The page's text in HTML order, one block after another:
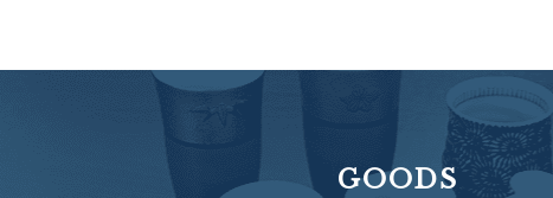
GOODS